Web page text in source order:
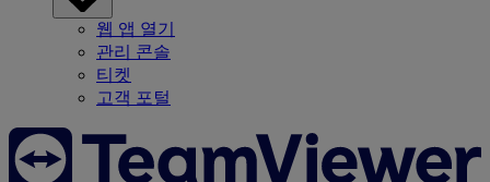
웹 앱 열기
관리 콘솔
티켓
고객 포털